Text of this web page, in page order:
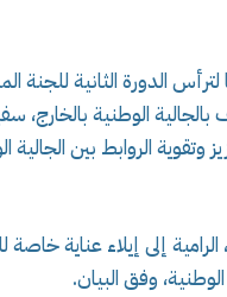
الدورة الثانية للجنة
بالجالية الوطنية
وتقوية الروابط بين الجالية
إلى إيلاء عناية
وفق البيان.